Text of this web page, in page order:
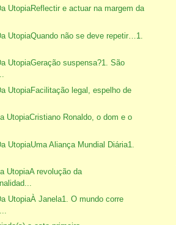
UtopiaReflectir e actuar na margem da
UtopiaQuando não se deve repetir…1.
UtopiaGeração suspensa?1. São
UtopiaFacilitação legal, espelho de
UtopiaCristiano Ronaldo, o dom e o
UtopiaUma Aliança Mundial Diária1.
UtopiaA revolução da
UtopiaÀ Janela1. O mundo corre